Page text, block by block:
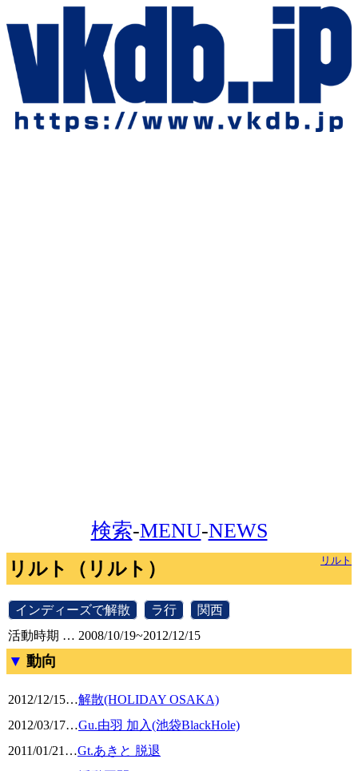
検索-MENU-NEWS
リルト
リルト（リルト）
インディーズで解散 ラ行 関西
活動時期 … 2008/10/19~2012/12/15
動向
2012/12/15…解散(HOLIDAY OSAKA)
2012/03/17…Gu.由羽 加入(池袋BlackHole)
2011/01/21 …Gt.あきと 脱退